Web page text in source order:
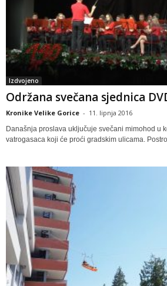
Izdvojeno
Održana svečana sjednica
Kronike Velike Gorice - 11. lipnja 2016
Današnja proslava uključuje svečani mimohod u
vatrogasaca koji će proći gradskim ulicama.